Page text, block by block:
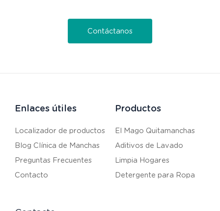
Contáctanos
Enlaces útiles
Localizador de productos
Blog Clínica de Manchas
Preguntas Frecuentes
Contacto
Productos
El Mago Quitamanchas
Aditivos de Lavado
Limpia Hogares
Detergente para Ropa